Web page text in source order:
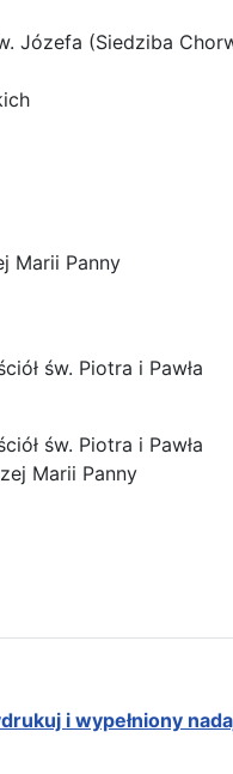
Józefa (Siedziba
Marii Panny
św. Piotra i Pawła
św. Piotra i Pawła
Marii Panny
i wypełniony